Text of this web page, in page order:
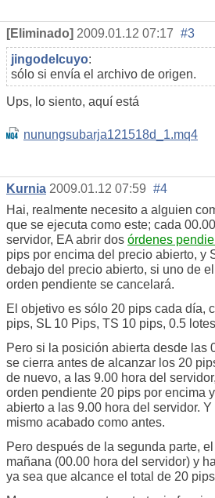
[Eliminado] 2009.01.12 07:17 #3
jingodelcuyo:
sólo si envía el archivo de origen.
Ups, lo siento, aquí está
nunungsubarja121518d_1.mq4
Kurnia 2009.01.12 07:59 #4
Hai, realmente necesito a alguien
que se ejecuta como este; cada
servidor, EA abrir dos órdenes
pips por encima del precio abierto, y
debajo del precio abierto, si uno de
orden pendiente se cancelará.
El objetivo es sólo 20 pips cada día,
pips, SL 10 Pips, TS 10 pips, 0.5 lotes
Pero si la posición abierta desde las
se cierra antes de alcanzar los 20
de nuevo, a las 9.00 hora del
orden pendiente 20 pips por encima
abierto a las 9.00 hora del servidor. Y
mismo acabado como antes.
Pero después de la segunda parte,
mañana (00.00 hora del servidor) y
ya sea que alcance el total de 20